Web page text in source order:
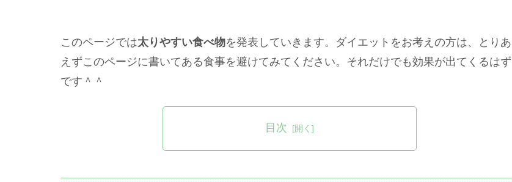
このページでは太りやすい食べ物を発表していきます。ダイエットをお考えの方は、とりあ
えずこのページに書いてある食事を避けてみてください。それだけでも効果が出てくるはず
です＾＾
目次